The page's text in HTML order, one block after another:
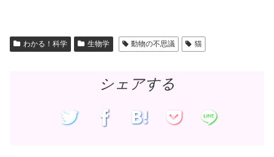
) ィ
ン
ド
わかる！科学 生物学 動物の不思議 猫
シェアする